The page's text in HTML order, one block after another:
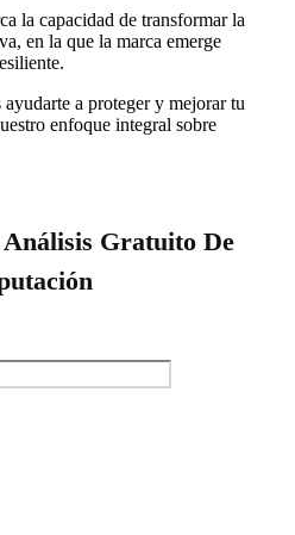
la capacidad de transformar la
en la que la marca emerge
a proteger y mejorar tu
enfoque integral sobre
Gratuito De